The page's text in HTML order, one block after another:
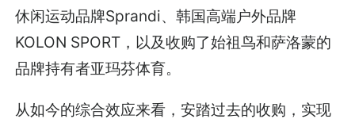
休闲运动品牌Sprandi、韩国高端户外品牌
KOLON SPORT，以及收购了始祖鸟和萨洛蒙的
品牌持有者亚玛芬体育。
从如今的综合效应来看，安踏过去的收购，实现